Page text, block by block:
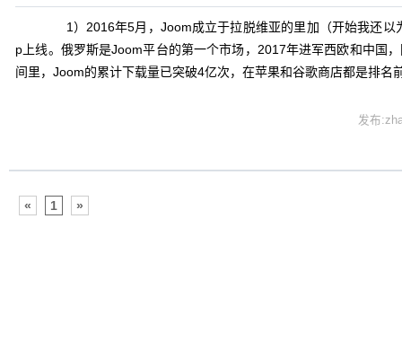
1）2016年5月，Joom成立于拉脱维亚的里加（开始我还以
p上线。俄罗斯是Joom平台的第一个市场，2017年进军西欧和中国
间里，Joom的累计下载量已突破4亿次，在苹果和谷歌商店都是排名
发布
« 1 »